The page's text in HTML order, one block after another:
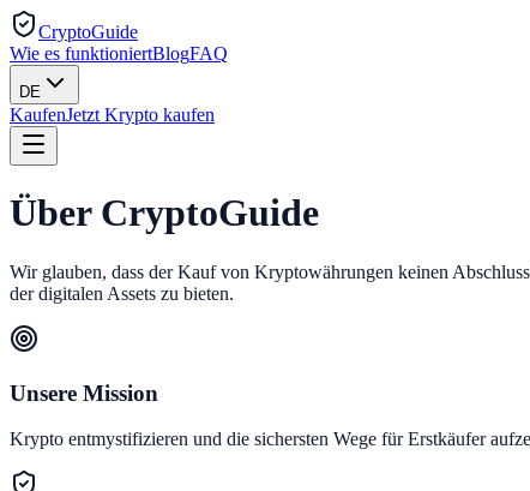
CryptoGuide
Wie es funktioniertBlogFAQ
DE
KaufenJetzt Krypto kaufen
Über CryptoGuide
Wir glauben, dass der Kauf von Kryptowährungen keinen
der digitalen Assets zu bieten.
Unsere Mission
Krypto entmystifizieren und die sichersten Wege für Erstkäufer